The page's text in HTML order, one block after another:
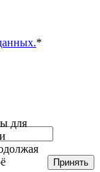
*
для
Принять